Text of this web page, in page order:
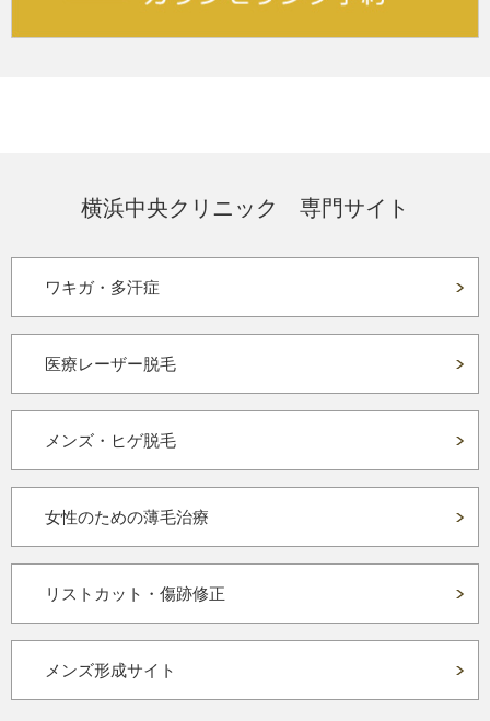
横浜中央クリニック 専門サイト
ワキガ・多汗症
医療レーザー脱毛
メンズ・ヒゲ脱毛
女性のための薄毛治療
リストカット・傷跡修正
メンズ形成サイト